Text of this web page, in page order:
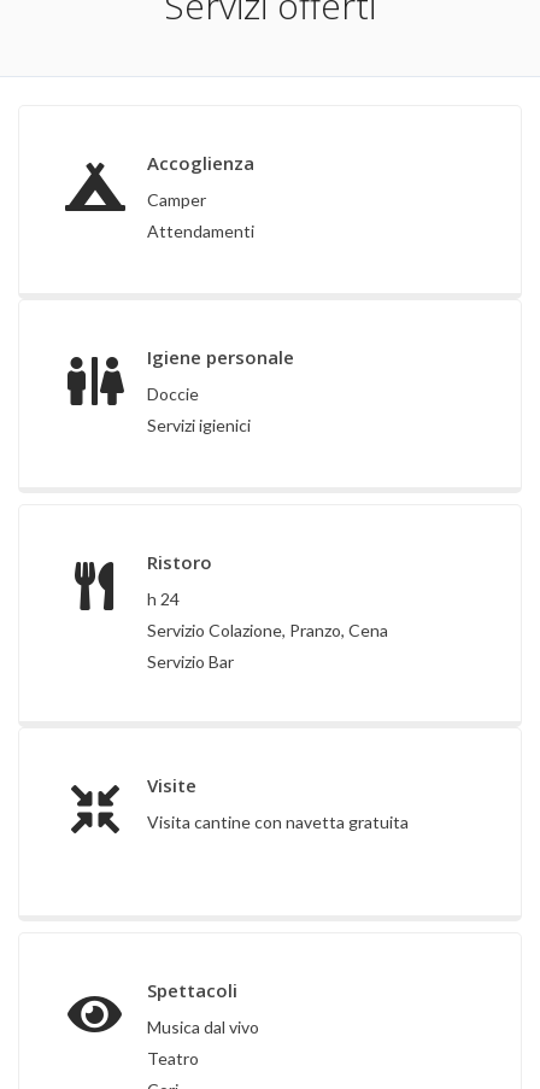
Accoglienza
Camper
Attendamenti
Igiene personale
Doccie
Servizi igienici
Ristoro
h 24
Servizio Colazione, Pranzo, Cena
Servizio Bar
Visite
Visita cantine con navetta gratuita
Spettacoli
Musica dal vivo
Teatro